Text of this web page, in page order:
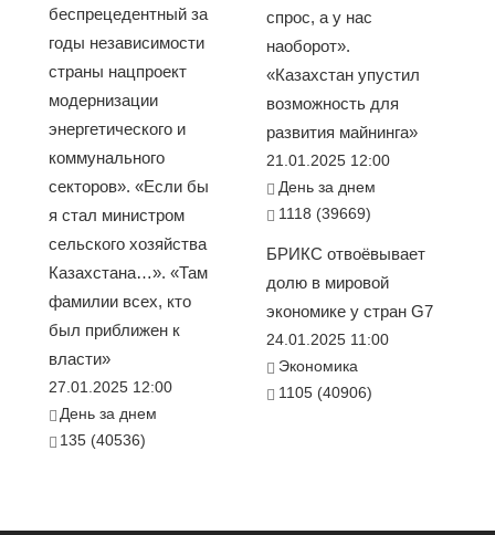
беспрецедентный за
годы независимости
страны нацпроект
модернизации
энергетического и
коммунального
секторов». «Если бы
я стал министром
сельского хозяйства
Казахстана…». «Там
фамилии всех, кто
был приближен к
власти»
27.01.2025 12:00
День за днем
135 (40536)
спрос, а у нас
наоборот».
«Казахстан упустил
возможность для
развития майнинга»
21.01.2025 12:00
День за днем
1118 (39669)
БРИКС отвоёвывает
долю в мировой
экономике у стран G7
24.01.2025 11:00
Экономика
1105 (40906)